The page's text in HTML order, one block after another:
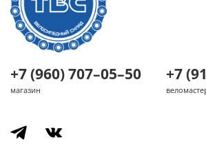
+7 (960) 707–05–50
магазин
+7